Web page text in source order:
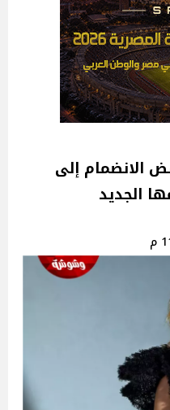
الانضمام إلى
الجديد